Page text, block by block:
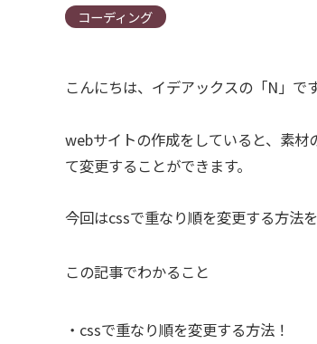
コーディング
こんにちは、イデアックスの「N」です
webサイトの作成をしていると、素
て変更することができます。
今回はcssで重なり順を変更する方法
この記事でわかること
・cssで重なり順を変更する方法！